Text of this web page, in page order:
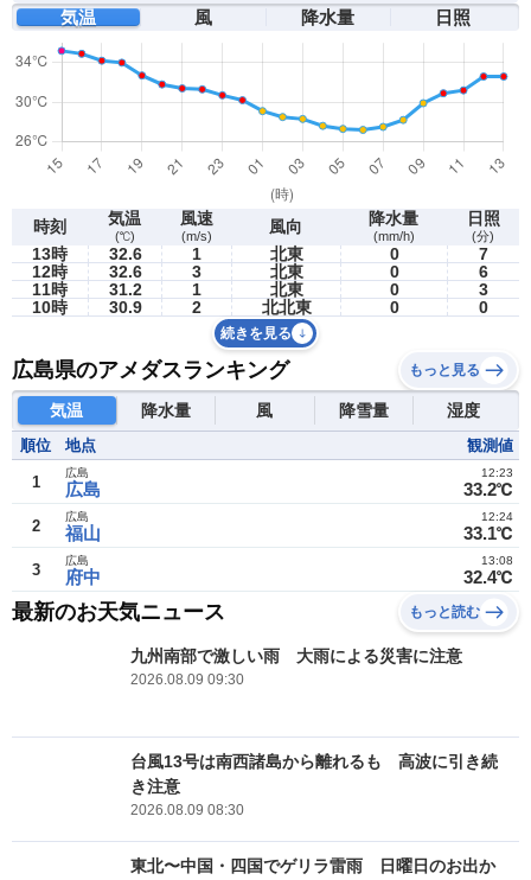
気温 風 降水量 日照
時刻 気温
(℃)
風速
(m/s) 風向 降水量
(mm/h)
日照
(分)
13時 32.6 1 北東 0
7
12時
32.6 3 北東 0
6
11時
31.2 1 北東 0
3
10時
30.9 2 北北東 0 0
続きを見る
広島県のアメダスランキング もっと見る
気温 降水量 風 降雪量 湿度
順位 地点 観測値
1 広島
広島
33.2℃
12:23
2 福山
広島
33.1℃
12:24
3 府中
広島
32.4℃
13:08
最新のお天気ニュース もっと読む
九州南部で激しい雨 大雨による災害に注意
2026.08.09 09:30
台風13号は南西諸島から離れるも 高波に引き続
き注意
2026.08.09 08:30
東北〜中国・四国でゲリラ雷雨 日曜日のお出か